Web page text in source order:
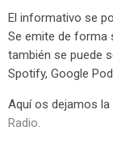
El informativo se
Se emite de forma
también se puede
Spotify, Google
Aquí os dejamos la
Radio